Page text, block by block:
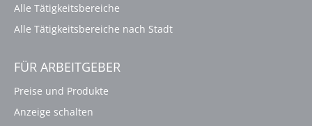
Alle Tätigkeitsbereiche
Alle Tätigkeitsbereiche nach Stadt
FÜR ARBEITGEBER
Preise und Produkte
Anzeige schalten